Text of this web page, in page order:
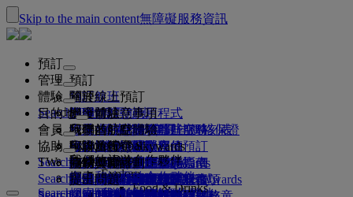
Skip to the main content無障礙服務資訊
預訂
預訂
預訂航班
搜尋航班
阿聯酋航空時刻表
精選票價
特別優惠
行程規劃
關於線上預訂
阿聯酋航空應用程式
阿聯酋航空最佳價格保證
選取座位
保留我的票價
阿聯酋航空應用程式
Search flight
管理
管理
管理預訂
檢索您的預訂
取消您的預訂
變更預訂
選擇您的座位
出發前注意事項
出發前注意事項
旅遊資訊
危險物品指南
規範及注意事項
行李
行李資訊
行李資訊
託運行李
簽證及護照
瞭解簽證規定
簽證和護照資訊
Search flight
體驗
機上體驗
您乘坐的航班有哪些服務
機艙特色
頭等艙
商務艙
阿聯酋航空體驗
你的旅行在此啟程
阿聯酋航空體驗
專車接送服務
家族旅行
全家一起出遊
規劃家族旅遊
飛悅卓越
飛悅卓越
關於我們
目的地
我們的航點
目的地
我們的航點
亞太地區
Explore Dubai
Explore Dubai
Explore
Food & Drinks
我們的旅遊合作夥伴
空中和地面的合作夥伴
我們的旅遊合作夥伴
探索
探索阿聯酋航空航點
Search flight
會員
阿聯酋航空 Skywards
加入阿聯酋航空 Skywards
有關阿聯酋航空 Skywards
商務獎勵計劃
註冊你的公司
Search flight
協助
協助與聯絡
協助與聯絡
提出問題
TW